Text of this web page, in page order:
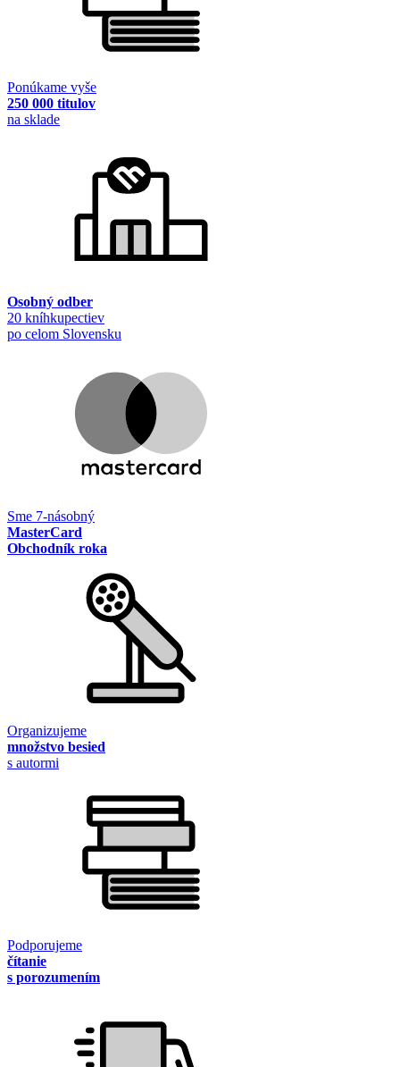
Ponúkame vyše
250 000 titulov
na sklade
Osobný odber
20 kníhkupectiev
po celom Slovensku
Sme 7-násobný
MasterCard
Obchodník roka
Organizujeme
množstvo besied
s autormi
Podporujeme
čítanie
s porozumením